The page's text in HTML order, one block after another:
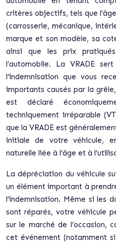
critères objectifs, tels que
(carrosserie, mécanique,
marque et son modèle, sa
ainsi que les prix
l’automobile. La VRADE
l’indemnisation que vous
importants causés par la
est déclaré
techniquement irréparable
que la VRADE est
initiale de votre véhicule,
naturelle liée à l’âge et à
La dépréciation du véhicule
un élément important à
l’indemnisation. Même si les
sont réparés, votre véhicule
sur le marché de l’occasion,
cet événement (notamment